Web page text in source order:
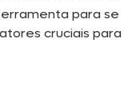
para se
cruciais para